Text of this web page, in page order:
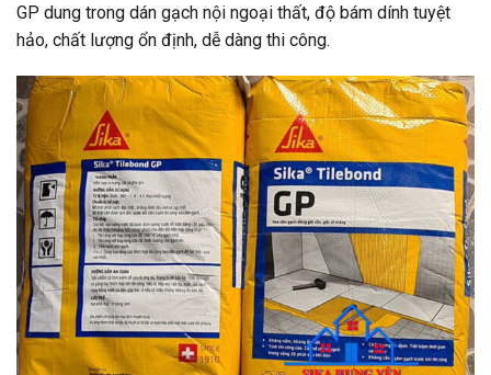
GP dung trong dán gạch nội ngoại thất, độ bám dính tuyệt
hảo, chất lượng ổn định, dễ dàng thi công.